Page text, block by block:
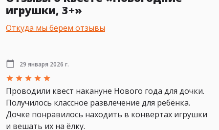
игрушки, 3+»
Откуда мы берем отзывы
29 января 2026 г.
Проводили квест накануне Нового года для дочки.
Получилось классное развлечение для ребёнка.
Дочке понравилось находить в конвертах игрушки
и вешать их на ёлку.